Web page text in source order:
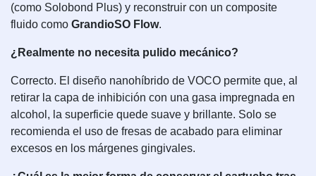
(como Solobond Plus) y reconstruir con un composite
fluido como GrandioSO Flow.
¿Realmente no necesita pulido mecánico?
Correcto. El diseño nanohíbrido de VOCO permite que, al
retirar la capa de inhibición con una gasa impregnada en
alcohol, la superficie quede suave y brillante. Solo se
recomienda el uso de fresas de acabado para eliminar
excesos en los márgenes gingivales.